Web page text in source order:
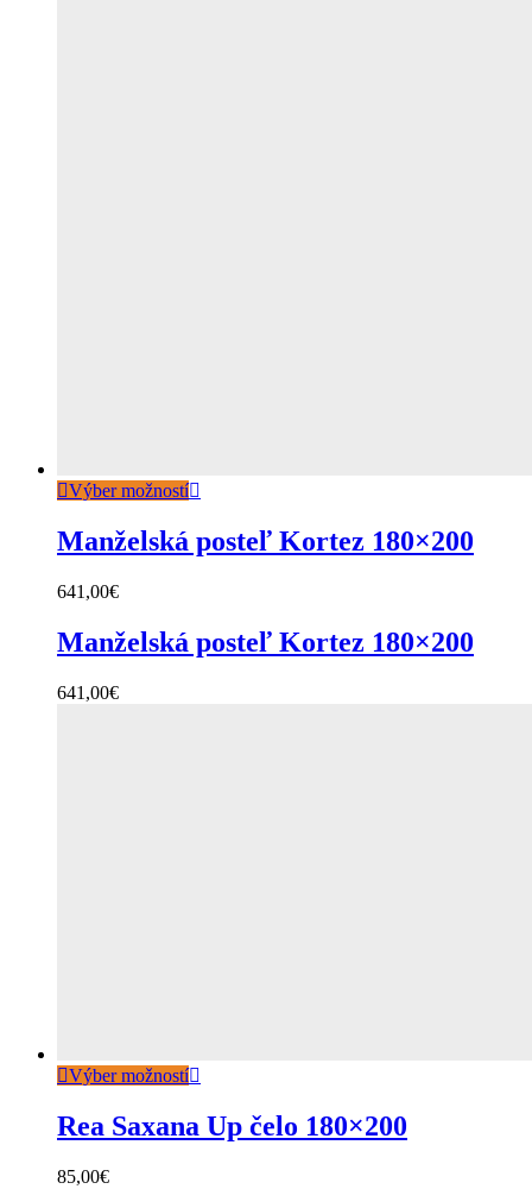
Výber možností
Manželská posteľ Kortez 180×200
641,00€
Manželská posteľ Kortez 180×200
641,00€
Výber možností
Rea Saxana Up čelo 180×200
85,00€